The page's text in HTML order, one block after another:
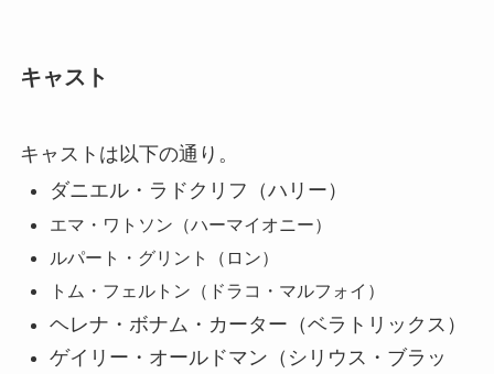
キャスト
キャストは以下の通り。
ダニエル・ラドクリフ（ハリー）
エマ・ワトソン（ハーマイオニー）
ルパート・グリント（ロン）
トム・フェルトン（ドラコ・マルフォイ）
ヘレナ・ボナム・カーター（ベラトリックス）
ゲイリー・オールドマン（シリウス・ブラッ